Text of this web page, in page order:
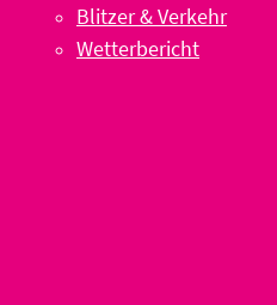
Blitzer & Verkehr
Wetterbericht